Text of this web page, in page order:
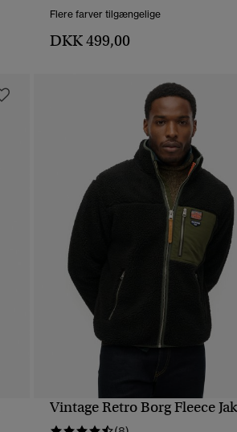
Flere farver tilgængelige
DKK 499,00
HURTIGVISNING
Vintage Retro Borg Fleece